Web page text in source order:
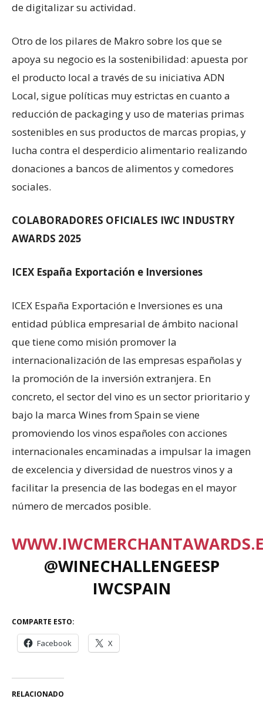
de digitalizar su actividad.
Otro de los pilares de Makro sobre los que se
apoya su negocio es la sostenibilidad: apuesta por
el producto local a través de su iniciativa ADN
Local, sigue políticas muy estrictas en cuanto a
reducción de packaging y uso de materias primas
sostenibles en sus productos de marcas propias, y
lucha contra el desperdicio alimentario realizando
donaciones a bancos de alimentos y comedores
sociales.
COLABORADORES OFICIALES IWC INDUSTRY
AWARDS 2025
ICEX España Exportación e Inversiones
ICEX España Exportación e Inversiones es una
entidad pública empresarial de ámbito nacional
que tiene como misión promover la
internacionalización de las empresas españolas y
la promoción de la inversión extranjera. En
concreto, el sector del vino es un sector prioritario y
bajo la marca Wines from Spain se viene
promoviendo los vinos españoles con acciones
internacionales encaminadas a impulsar la imagen
de excelencia y diversidad de nuestros vinos y a
facilitar la presencia de las bodegas en el mayor
número de mercados posible.
@WINECHALLENGEESP
IWCSPAIN
COMPARTE ESTO:
Facebook X
RELACIONADO